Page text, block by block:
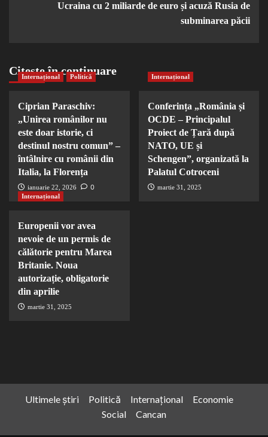
Ucraina cu 2 miliarde de euro și acuză Rusia de
subminarea păcii
Citește în continuare
Internațional Politică
Ciprian Paraschiv:
„Unirea românilor nu
este doar istorie, ci
destinul nostru comun” –
întâlnire cu românii din
Italia, la Florența
ianuarie 22, 2026 0
Internațional
Conferința „România și
OCDE – Principalul
Proiect de Țară după
NATO, UE și
Schengen”, organizată la
Palatul Cotroceni
martie 31, 2025
Internațional
Europenii vor avea
nevoie de un permis de
călătorie pentru Marea
Britanie. Noua
autorizație, obligatorie
din aprilie
martie 31, 2025
Ultimele știri Politică Internațional
Economie
Social
Cancan